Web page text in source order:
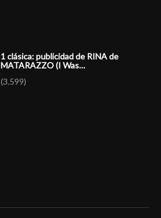
1 clásica: publicidad de RINA de
MATARAZZO (I Was…
(3.599)